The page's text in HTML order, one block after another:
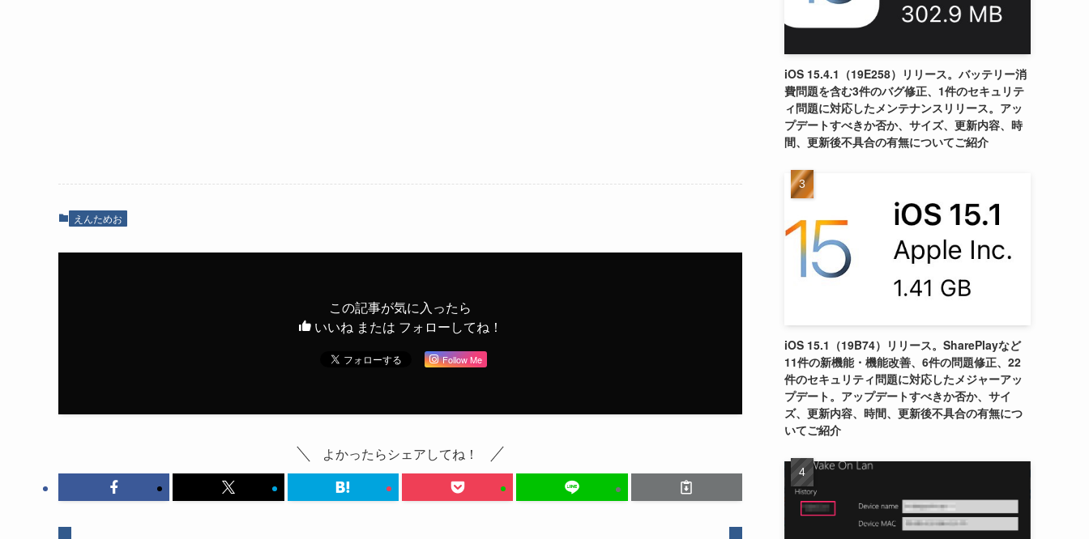
えんためお
この記事が気に入ったら
いいね または フォローしてね！
Follow Me
よかったらシェアしてね！
iOS 15.4.1（19E258）リリース。バッテリー消
費問題を含む3件のバグ修正、1件のセキュリテ
ィ問題に対応したメンテナンスリリース。アッ
プデートすべきか否か、サイズ、更新内容、時
間、更新後不具合の有無についてご紹介
iOS 15.1（19B74）リリース。SharePlayなど
11件の新機能・機能改善、6件の問題修正、22
件のセキュリティ問題に対応したメジャーアッ
プデート。アップデートすべきか否か、サイ
ズ、更新内容、時間、更新後不具合の有無につ
いてご紹介